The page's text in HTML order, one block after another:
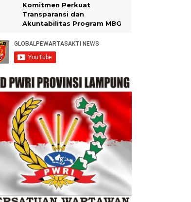
Komitmen Perkuat
Transparansi dan
Akuntabilitas Program MBG